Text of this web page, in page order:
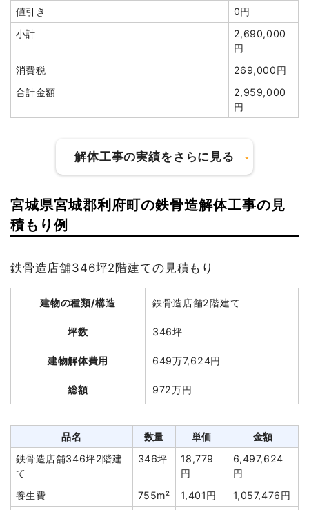
木造住宅41坪2階建て
1,367,122円
養生費
194,650円
12,000円
花壇撤去
12,000円
犬走り撤去
19,500円
植木・植栽撤去
6m² 8,000円
48,000円
43,272円
消費税
170,000円
合計金額
値引き
0円
小計
2,690,000
円
消費税
269,000円
合計金額
2,959,000
円
解体工事の実績をさらに見る
建物の種類/構造
建物解体費用 144万2,020円
総額 220万円
軽量鉄骨造住宅39坪2階
39坪
36,975
円
1,442,020
植木・植栽撤去
14m³ 5,000円
70,000円
屋外残置物撤去
3m³ 8,000円
24,000円
土間コンクリート撤去
1,200円
66,000円
ブロック塀撤去
82m² 2,000円
164,000円
宮城県宮城郡利府町の鉄骨造解体工事の見
積もり例
鉄骨造店舗346坪2階建ての見積もり
建物の種類/構造 鉄骨造店舗2階建て
坪数 346坪
建物解体費用 649万7,624円
総額 972万円
品名 数量 単価
金額
鉄骨造店舗346坪2階建
て
346坪
18,779
円
6,497,624
円
養生費
755m² 1,401円
1,057,476円